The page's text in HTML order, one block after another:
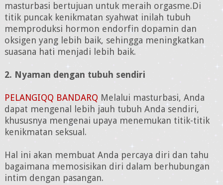
masturbasi bertujuan untuk meraih orgasme.Di
titik puncak kenikmatan syahwat inilah tubuh
memproduksi hormon endorfin dopamin dan
oksigen yang lebih baik, sehingga meningkatkan
suasana hati menjadi lebih baik.
2. Nyaman dengan tubuh sendiri
PELANGIQQ BANDARQ Melalui masturbasi, Anda
dapat mengenal lebih jauh tubuh Anda sendiri,
khususnya mengenai upaya menemukan titik-titik
kenikmatan seksual.
Hal ini akan membuat Anda percaya diri dan tahu
bagaimana memosisikan diri dalam berhubungan
intim dengan pasangan.